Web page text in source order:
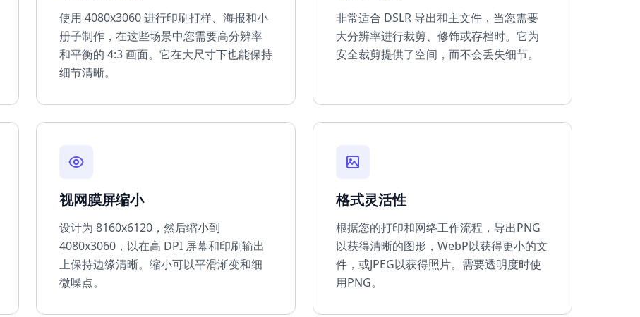
使用 4080x3060 进行印刷打样、海报和小
册子制作，在这些场景中您需要高分辨率
和平衡的 4:3 画面。它在大尺寸下也能保持
细节清晰。
非常适合 DSLR 导出和主文件，当您需要
大分辨率进行裁剪、修饰或存档时。它为
安全裁剪提供了空间，而不会丢失细节。
视网膜屏缩小
设计为 8160x6120，然后缩小到
4080x3060，以在高 DPI 屏幕和印刷输出
上保持边缘清晰。缩小可以平滑渐变和细
微噪点。
格式灵活性
根据您的打印和网络工作流程，导出PNG
以获得清晰的图形，WebP以获得更小的文
件，或JPEG以获得照片。需要透明度时使
用PNG。